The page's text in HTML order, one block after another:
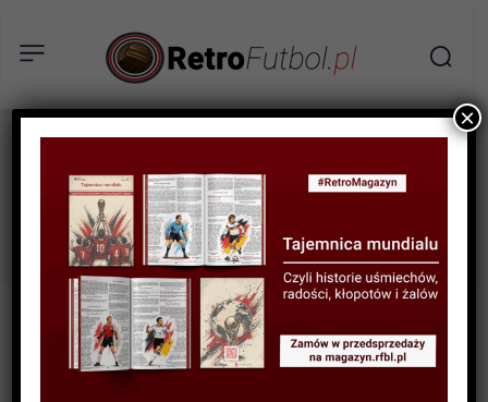
Tag: portsmouth
×